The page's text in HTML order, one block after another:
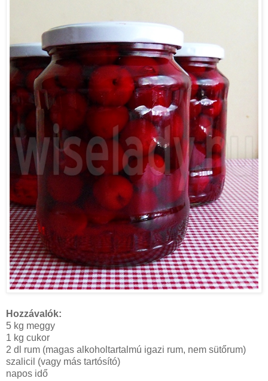
Hozzávalók:
5 kg meggy
1 kg cukor
2 dl rum (magas alkoholtartalmú igazi rum, nem sütőrum)
szalicil (vagy más tartósító)
napos idő